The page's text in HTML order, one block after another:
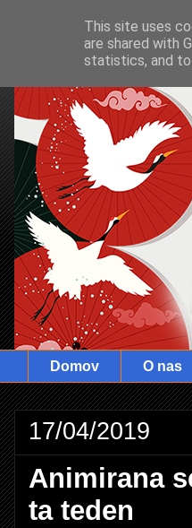
Domov O nas
17/04/2019
Animirana
ta teden
This site uses
are shared with
statistics, and